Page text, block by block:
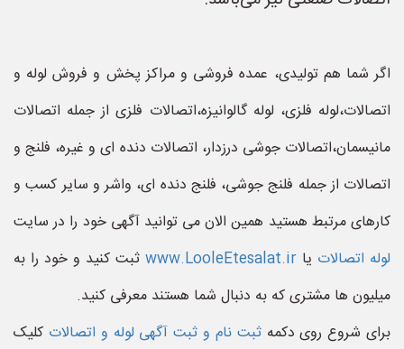
اگر شما هم تولیدی، عمده فروشی و مراکز پخش و فروش لوله و
اتصالات،لوله فلزی، لوله گالوانیزه،اتصالات فلزی از جمله اتصالات
مانیسمان،اتصالات جوشی درزدار، اتصالات دنده ای و غیره، فلنج و
اتصالات از جمله فلنج جوشی، فلنج دنده ای، واشر و سایر کسب و
کارهای مرتبط هستید همین الان می توانید آگهی خود را در سایت
لوله اتصالات یا www.LooleEtesalat.ir ثبت کنید و خود را به
میلیون ها مشتری که به دنبال شما هستند معرفی کنید.
برای شروع روی دکمهثبت نام و ثبت آگهی لوله و اتصالات کلیک